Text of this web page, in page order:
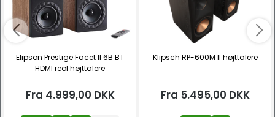
Elipson Prestige Facet II 6B BT
HDMI reol højttalere
Fra 4.999,00 DKK
Klipsch RP-600M II højttalere
Fra 5.495,00 DKK